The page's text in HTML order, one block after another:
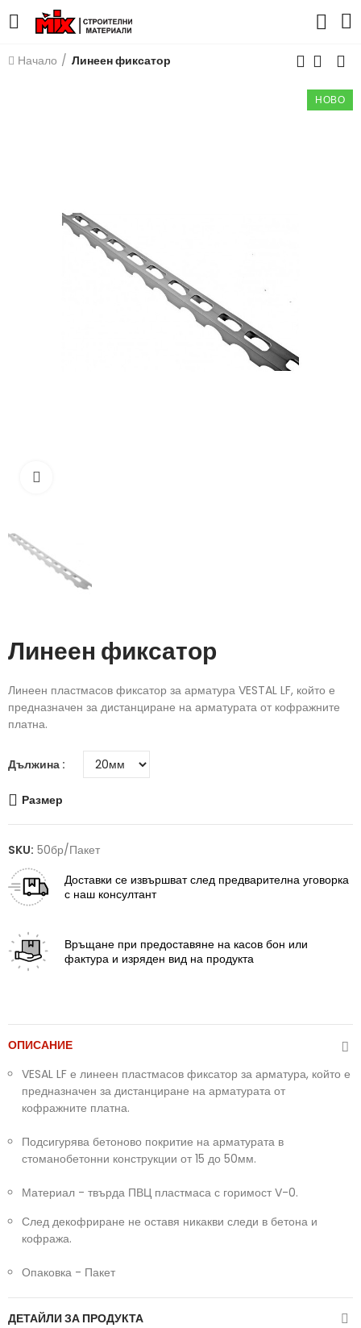
Начало Линеен фиксатор
НОВО
Линеен фиксатор
Линеен пластмасов фиксатор за арматура VESTAL LF, който е
предназначен за дистанциране на арматурата от кофражните
платна.
Дължина
Размер
SKU: 50бр/пакет
Доставки се извършват след предварителна уговорка
с наш консултант
Връщане при предоставяне на касов бон или
фактура и изряден вид на продукта
ОПИСАНИЕ
VESAL LF е линеен пластмасов фиксатор за арматура, който е
предназначен за дистанциране на арматурата от
кофражните платна.
Подсигурява бетоново покритие на арматурата в
стоманобетонни конструкции от 15 до 50мм.
Материал - твърда ПВЦ пластмаса с горимост V-0.
След декофриране не оставя никакви следи в бетона и
кофража.
Опаковка - Пакет
ДЕТАЙЛИ ЗА ПРОДУКТА